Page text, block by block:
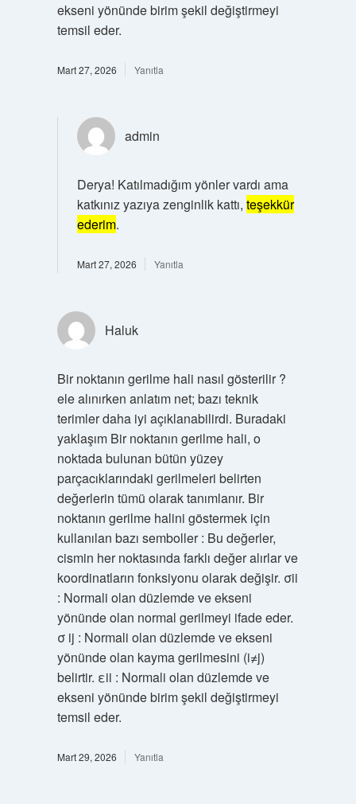
ekseni yönünde birim şekil değiştirmeyi
temsil eder.
Mart 27, 2026 Yanıtla
admin
Derya! Katılmadığım yönler vardı ama
katkınız yazıya zenginlik kattı, teşekkür
ederim.
Mart 27, 2026 Yanıtla
Haluk
Bir noktanın gerilme hali nasıl gösterilir ?
ele alınırken anlatım net; bazı teknik
terimler daha iyi açıklanabilirdi. Buradaki
yaklaşım Bir noktanın gerilme hali, o
noktada bulunan bütün yüzey
parçacıklarındaki gerilmeleri belirten
değerlerin tümü olarak tanımlanır. Bir
noktanın gerilme halini göstermek için
kullanılan bazı semboller : Bu değerler,
cismin her noktasında farklı değer alırlar ve
koordinatların fonksiyonu olarak değişir. σii
: Normali olan düzlemde ve ekseni
yönünde olan normal gerilmeyi ifade eder.
σ ij : Normali olan düzlemde ve ekseni
yönünde olan kayma gerilmesini (i≠j)
belirtir. εii : Normali olan düzlemde ve
ekseni yönünde birim şekil değiştirmeyi
temsil eder.
Mart 29, 2026 Yanıtla